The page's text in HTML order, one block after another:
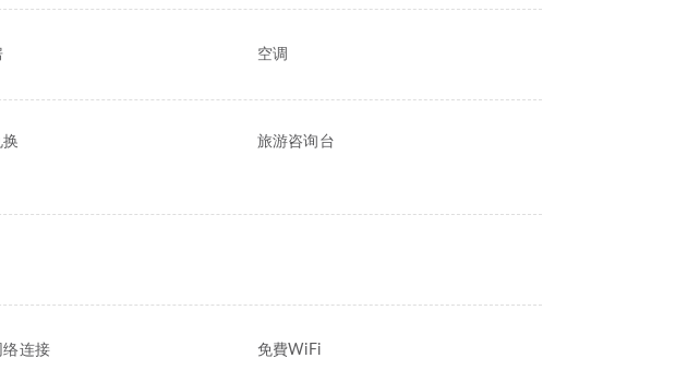
空调
换
旅游咨询台
络连接 免費WiFi